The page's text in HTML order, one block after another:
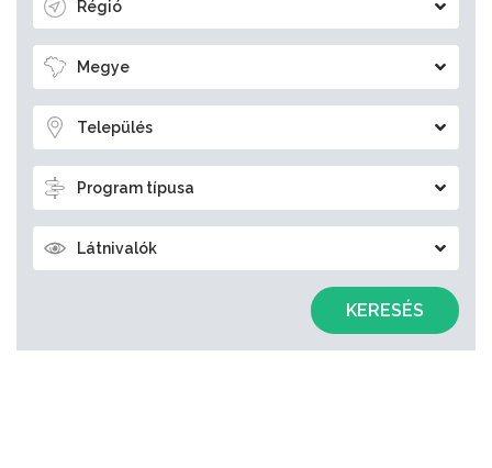
Régió
Megye
Település
Program típusa
Látnivalók
KERESÉS